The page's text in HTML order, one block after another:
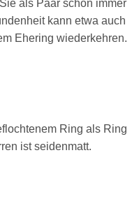
als Paar schon immer
kann etwa auch
Ehering wiederkehren.